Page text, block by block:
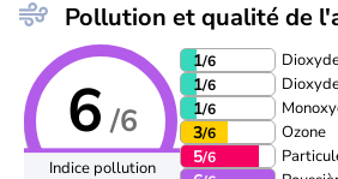
Pollution et qualité de
6 /6
Indice pollution
1/6
1/6
1/6
3/6 Ozone
5/6